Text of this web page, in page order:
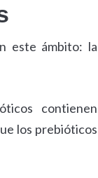
este ámbito: la
contienen
los prebióticos